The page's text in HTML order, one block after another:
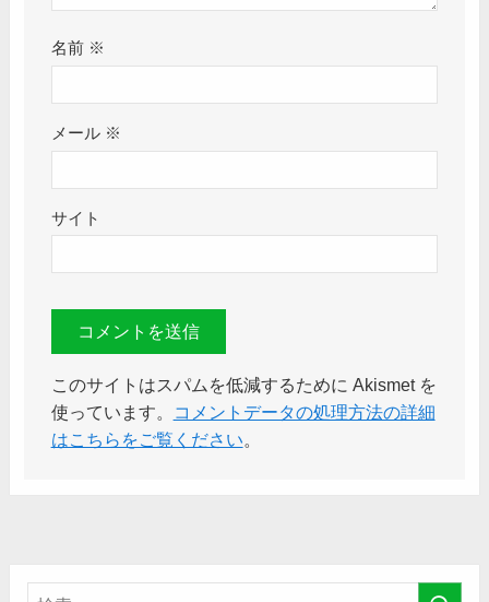
名前 ※
メール ※
サイト
このサイトはスパムを低減するために Akismet を
使っています。
コメントデータの処理方法の詳細
はこちらをご覧ください。